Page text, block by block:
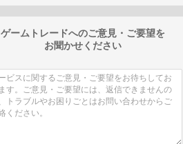
ゲームトレードへのご意見・ご要望を
お聞かせください